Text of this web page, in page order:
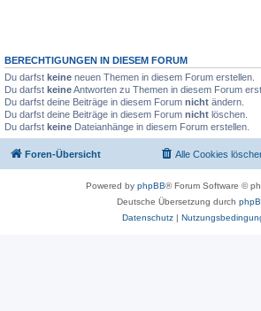
BERECHTIGUNGEN IN DIESEM FORUM
Du darfst keine neuen Themen in diesem Forum erstellen.
Du darfst keineAntworten zu Themen in diesem Forum
Du darfst deine Beiträge in diesem Forum nicht ändern.
Du darfst deine Beiträge in diesem Forum nicht löschen.
Du darfst keine Dateianhänge in diesem Forum erstellen.
Foren-Übersicht Alle Cookies
Powered by phpBB® Forum Software ©
Deutsche Übersetzung durch
Datenschutz|